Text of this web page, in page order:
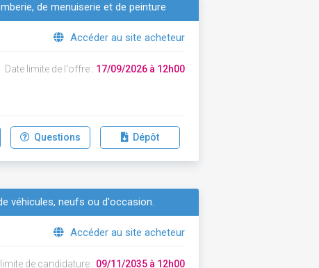
de menuiserie et de peinture
Accéder au site acheteur
Date limite de l'offre : 17/09/2026 à 12h00
Questions Dépôt
véhicules, neufs ou d'occasion.
Accéder au site acheteur
limite de candidature : 09/11/2035 à 12h00